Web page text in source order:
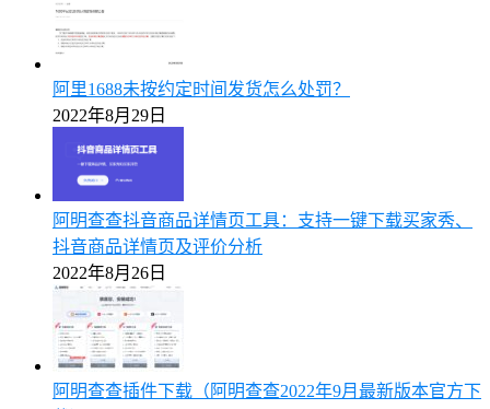
阿里1688未按约定时间发货怎么处罚？
2022年8月29日
阿明查查抖音商品详情页工具：支持一键下载买家秀、
抖音商品详情页及评价分析
2022年8月26日
阿明查查插件下载（阿明查查2022年9月最新版本官方下